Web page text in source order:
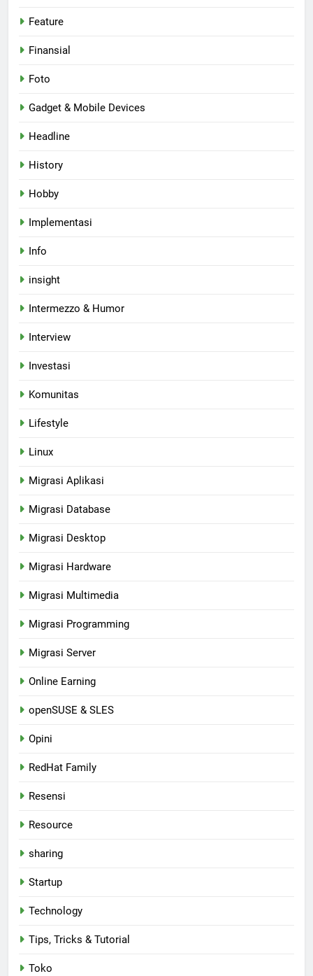
Feature
Finansial
Foto
Gadget & Mobile Devices
Headline
History
Hobby
Implementasi
Info
insight
Intermezzo & Humor
Interview
Investasi
Komunitas
Lifestyle
Linux
Migrasi Aplikasi
Migrasi Database
Migrasi Desktop
Migrasi Hardware
Migrasi Multimedia
Migrasi Programming
Migrasi Server
Online Earning
openSUSE & SLES
Opini
RedHat Family
Resensi
Resource
sharing
Startup
Technology
Tips, Tricks & Tutorial
Toko